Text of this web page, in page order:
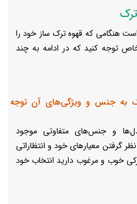
هنگامی که قهوه ترک ساز خود را
توجه کنید که در ادامه به چند
به جنس و ویژگی‌های آن توجه
و جنس‌های متفاوتی موجود
گرفتن معیارهای خود و انتظاراتی
خوب و مرغوب دارید انتخاب خود